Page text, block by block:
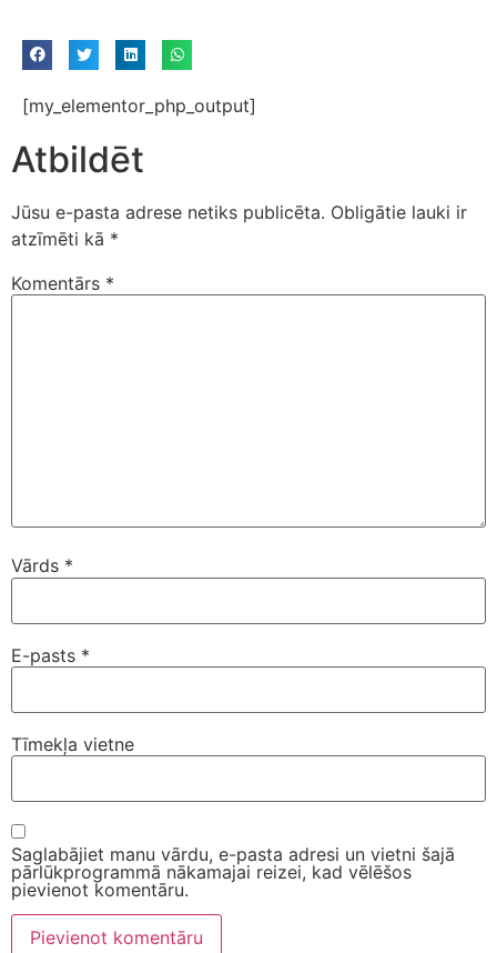
[my_elementor_php_output]
Atbildēt
Jūsu e-pasta adrese netiks publicēta. Obligātie lauki ir
atzīmēti kā *
Komentārs *
Vārds *
E-pasts *
Tīmekļa vietne
Saglabājiet manu vārdu, e-pasta adresi un vietni šajā
pārlūkprogrammā nākamajai reizei, kad vēlēšos
pievienot komentāru.